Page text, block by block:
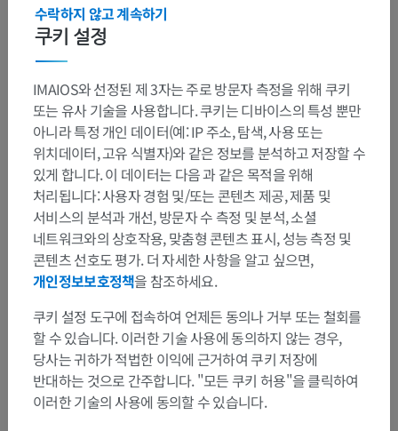
해부학적 계층
인체 해부학 2
인체 > 내장계통> 생식계통> 여성생식계통>
여성바깥생식기관> 음부> 큰질어귀샘
하위 구조:
쿠키 설정
수락하지 않고 계속하기
IMAIOS와 선정된 제 3자는 주로 방문자 측정을 위해 쿠키
또는 유사 기술을 사용합니다. 쿠키는 디바이스의 특성 뿐만
아니라 특정 개인 데이터(예: IP 주소, 탐색, 사용 또는
위치데이터, 고유 식별자)와 같은 정보를 분석하고 저장할 수
있게 합니다. 이 데이터는 다음 과 같은 목적을 위해
처리됩니다: 사용자 경험 및/또는 콘텐츠 제공, 제품 및
서비스의 분석과 개선, 방문자 수 측정 및 분석, 소셜
네트워크와의 상호작용, 맞춤형 콘텐츠 표시, 성능 측정 및
콘텐츠 선호도 평가. 더 자세한 사항을 알고 싶으면,
개인정보보호정책을 참조하세요.
쿠키 설정 도구에 접속하여 언제든 동의나 거부 또는 철회를
할 수 있습니다. 이러한 기술 사용에 동의하지 않는 경우,
당사는 귀하가 적법한 이익에 근거하여 쿠키 저장에
반대하는 것으로 간주합니다. "모든 쿠키 허용"을 클릭하여
이러한 기술의 사용에 동의할 수 있습니다.